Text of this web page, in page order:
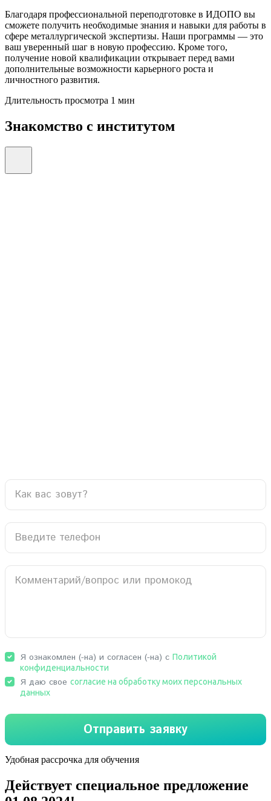
Благодаря профессиональной переподготовке в ИДОПО вы
сможете получить необходимые знания и навыки для работы в
сфере металлургической экспертизы. Наши программы — это
ваш уверенный шаг в новую профессию. Кроме того,
получение новой квалификации открывает перед вами
дополнительные возможности карьерного роста и
личностного развития.
Длительность просмотра 1 мин
Знакомство с институтом
Удобная рассрочка для обучения
Действует специальное предложение